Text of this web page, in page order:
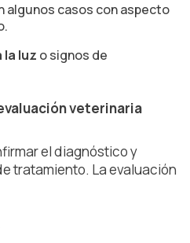
algunos casos con aspecto
la luz o signos de
veterinaria
el diagnóstico y
tratamiento. La evaluación